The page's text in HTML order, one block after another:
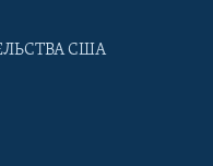
США